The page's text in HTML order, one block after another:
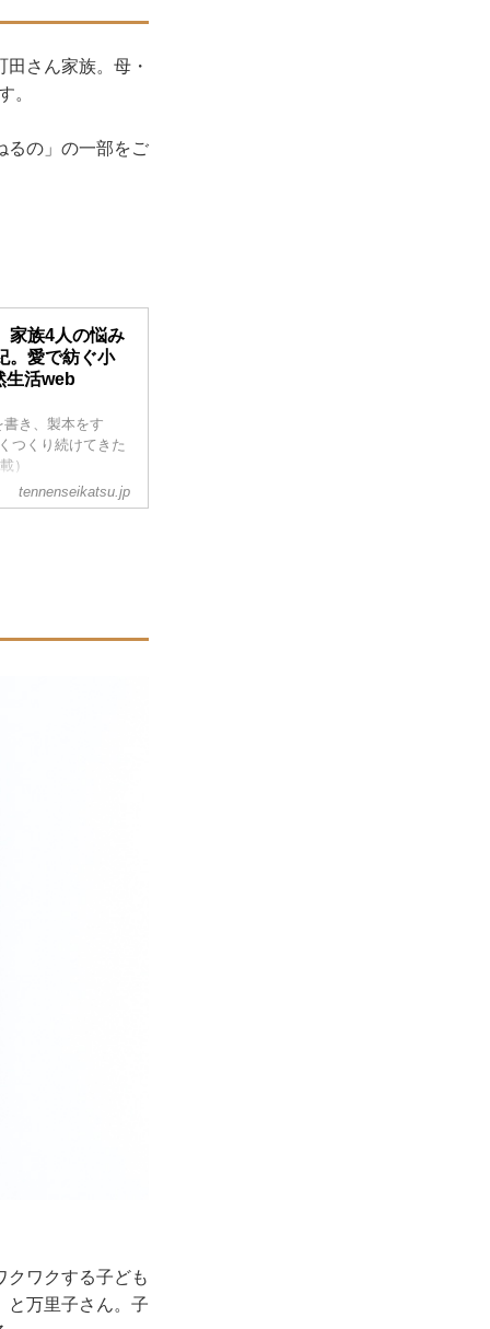
さん家族。母・
。
るの」の一部をご
家族4人の悩み
。愛で紡ぐ小
生活web
き、製本をす
つくり続けてきた
）
tennenseikatsu.jp
クワクする子ども
と万里子さん。子